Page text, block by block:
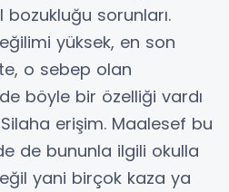
sorunları.
yüksek, en son
o sebep olan
böyle bir özelliği vardı
erişim. Maalesef bu
de bununla ilgili okulla
yani birçok kaza ya